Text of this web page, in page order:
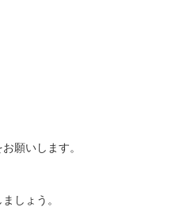
願いします。
しょう。